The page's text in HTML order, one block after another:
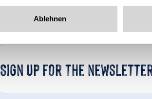
Ablehnen
Sign up for the